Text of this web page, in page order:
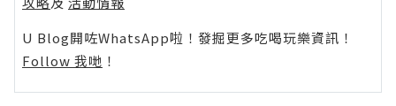
U Blog開咗WhatsApp啦！發掘更多吃喝玩樂資訊！
Follow 我哋 ！